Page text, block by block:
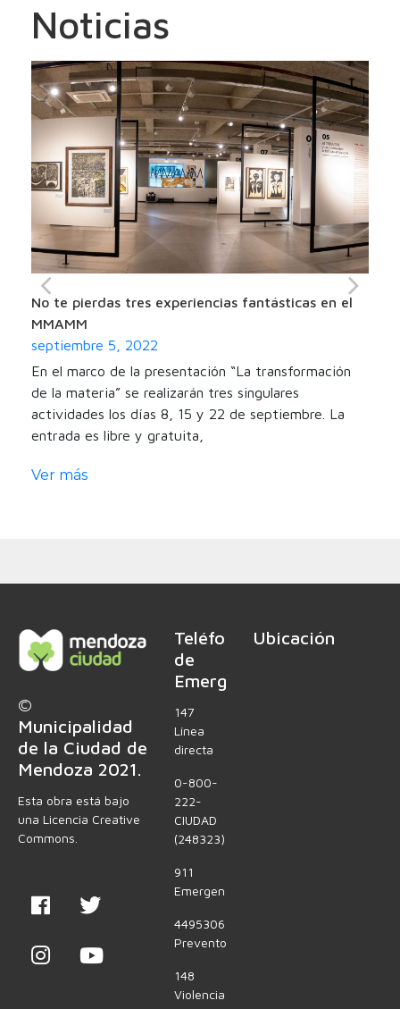
Noticias
No te pierdas tres experiencias fantásticas en el
MMAMM
septiembre 5, 2022
En el marco de la presentación “La transformación
de la materia” se realizarán tres singulares
actividades los días 8, 15 y 22 de septiembre. La
entrada es libre y gratuita,
Ver más
©
Municipalidad
de la Ciudad de
Mendoza 2021.
Esta obra está bajo
una Licencia Creative
Commons.
Teléfonos
de
Emergencia
147
Línea
directa
0-800-
222-
CIUDAD
(248323)
911
Emergencias
4495306
Preventores
148
Violencia
Ubicación